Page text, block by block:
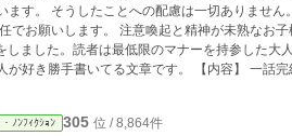
ます。 そうしたことへの配慮は一切ありません
熟なお子様への心のダメージ回避と
ました。読者は最低限のマナーを持参した大
です。 【内容】 一話完結のエッセイです。 内容は
常の疑問や現実あるあるなどを書き出します
ﾉﾝﾌｨｸｼｮﾝ 305 位 / 8,864件